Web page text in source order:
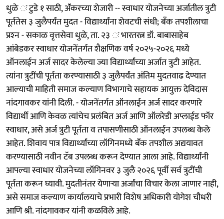
धुळे ः टुडे १ साठी, ॲंकरच्या शेजारी -- स्वाधार योजनेच्या अर्जातील त्रुटी
पूर्ततेस ३ जुलैपर्यंत मुदत - विद्यार्थ्यांना शेवटची संधी; बँक तपशीलाचा
प्रश्‍न - सकाळ वृत्तसेवा धुळे, ता. २३ ः भारतरत्न डॉ. बाबासाहेब
आंबेडकर स्वाधार योजनेंतर्गत शैक्षणिक वर्ष २०२५-२०२६ मध्ये
ऑनलाईन अर्ज सादर केलेल्या ज्या विद्यार्थ्यांच्या अर्जात त्रुटी आहेत.
त्यांना त्रुटींची पूर्तता करण्यासाठी ३ जुलैपर्यंत अंतिम मुदतवाढ देण्यात
आल्याची माहिती समाज कल्याण विभागाचे सहायक आयुक्त देविदास
नांदगावकर यांनी दिली. - योजनेंतर्गत ऑनलाईन अर्ज सादर करणारे
विद्यार्थी आणि केवळ त्यांचेच प्रलंबित अर्ज आणि ऑलरेडी अप्लाईड फॉर
स्वाधार, असे अर्ज त्रुटी पूर्तता व तपासणीसाठी ऑनलाईन उपलब्ध केले
आहेत. शिवाय पात्र विद्यार्थ्यांच्या लॉगिनमध्ये बँक तपशील अद्ययावत
करण्यासाठी नवीन टॅब उपलब्ध करून देण्यात आला आहे. विद्यार्थ्यांनी
आपल्या स्वाधार योजनेच्या लॉगिनवर ३ जुलै २०२६ पूर्वी सर्व त्रुटींची
पूर्तता करून घ्यावी. मुदतीनंतर येणाऱ्या अर्जांचा विचार केला जाणार नाही,
असे समाज कल्याण कार्यालयाचे प्रभारी विशेष अधिकारी योगेश चौधरी
आणि श्री. नांदगावकर यांनी कळविले आहे.